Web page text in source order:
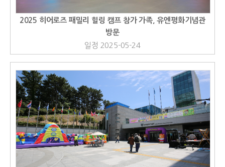
2025 히어로즈 패밀리 힐링 캠프 참가 가족, 유엔평화기념관
방문
일정 2025-05-24